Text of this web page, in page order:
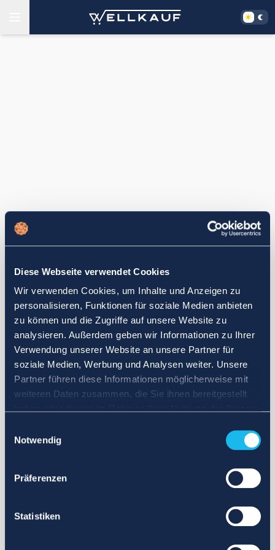
Diese Webseite verwendet Cookies
Wir verwenden Cookies, um Inhalte und Anzeigen zu
personalisieren, Funktionen für soziale Medien anbieten
zu können und die Zugriffe auf unsere Website zu
analysieren. Außerdem geben wir Informationen zu Ihrer
Verwendung unserer Website an unsere Partner für
soziale Medien, Werbung und Analysen weiter. Unsere
Partner führen diese Informationen möglicherweise mit
weiteren Daten zusammen, die Sie ihnen bereitgestellt
Notwendig
Präferenzen
Statistiken